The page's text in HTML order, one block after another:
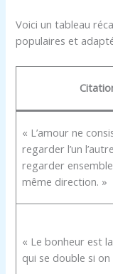
Voici un tableau
populaires et
« L’amour ne
regarder l’un
regarder
même direction. »
« Le bonheur est
qui se double si